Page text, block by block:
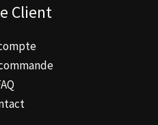
Client